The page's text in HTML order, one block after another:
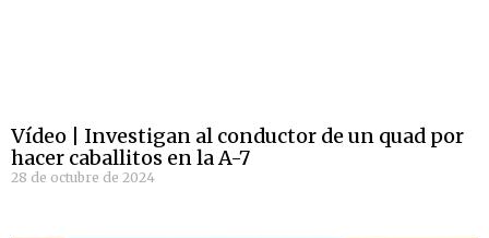
Vídeo | Investigan al conductor de un quad por
hacer caballitos en la A-7
28 de octubre de 2024